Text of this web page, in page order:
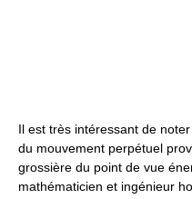
Il est très intéressant de
du mouvement perpétuel
grossière du point de vue
mathématicien et ingénieur